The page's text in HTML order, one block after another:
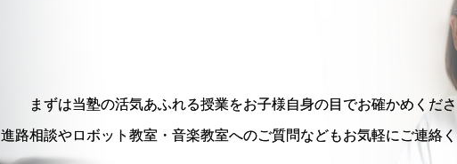
まずは当塾の活気あふれる授業をお子様自身の目でお確かめくだ
進路相談やロボット教室・音楽教室へのご質問などもお気軽にご連絡